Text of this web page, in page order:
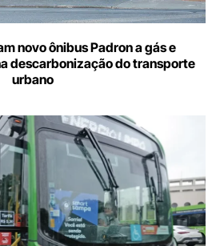
novo ônibus Padron a gás e
descarbonização do transporte
urbano